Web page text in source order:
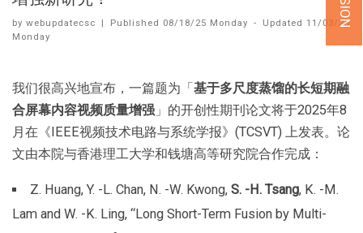
by webupdatecsc | Published 08/18/25 Monday - Updated 11/03/25
Monday
我们很高兴地宣布，一篇题为「基于多尺度蒸馏的长短期融
合屏幕内容视频质量增强 」的开创性期刊论文将于2025年8
月在《IEEE视频技术电路与系统学报》(TCSVT) 上发表。论
文由本院与香港理工大学和钱塘高等研究院合作完成：
Z. Huang, Y. -L. Chan, N. -W. Kwong,S. -H. Tsang, K. -M.
Lam and W. -K. Ling, “Long Short-Term Fusion by Multi-